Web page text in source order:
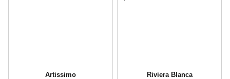
Artissimo
Riviera Blanca